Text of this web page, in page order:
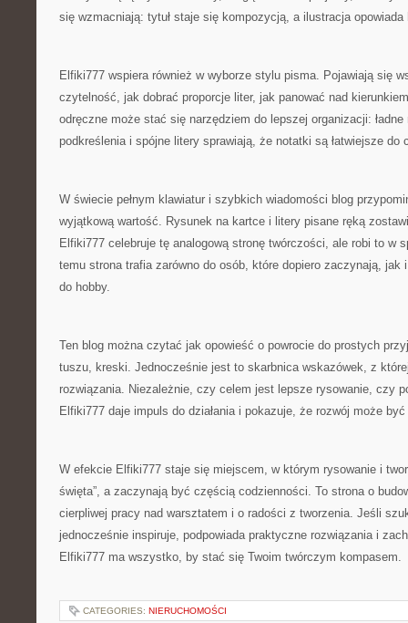
się wzmacniają: tytuł staje się kompozycją, a ilustracja opowiada
Elfiki777 wspiera również w wyborze stylu pisma. Pojawiają się
czytelność, jak dobrać proporcje liter, jak panować nad
odręczne może stać się narzędziem do lepszej organizacji: ładne
podkreślenia i spójne litery sprawiają, że notatki są łatwiejsze do
W świecie pełnym klawiatur i szybkich wiadomości blog
wyjątkową wartość. Rysunek na kartce i litery pisane ręką
Elfiki777 celebruje tę analogową stronę twórczości, ale robi to w
temu strona trafia zarówno do osób, które dopiero zaczynają,
do hobby.
Ten blog można czytać jak opowieść o powrocie do prostych
tuszu, kreski. Jednocześnie jest to skarbnica wskazówek, z
rozwiązania. Niezależnie, czy celem jest lepsze rysowanie, czy
Elfiki777 daje impuls do działania i pokazuje, że rozwój może
W efekcie Elfiki777 staje się miejscem, w którym rysowanie i
święta”, a zaczynają być częścią codzienności. To strona o
cierpliwej pracy nad warsztatem i o radości z tworzenia. Jeśli
jednocześnie inspiruje, podpowiada praktyczne rozwiązania i
Elfiki777 ma wszystko, by stać się Twoim twórczym kompasem.
CATEGORIES: NIERUCHOMOŚCI